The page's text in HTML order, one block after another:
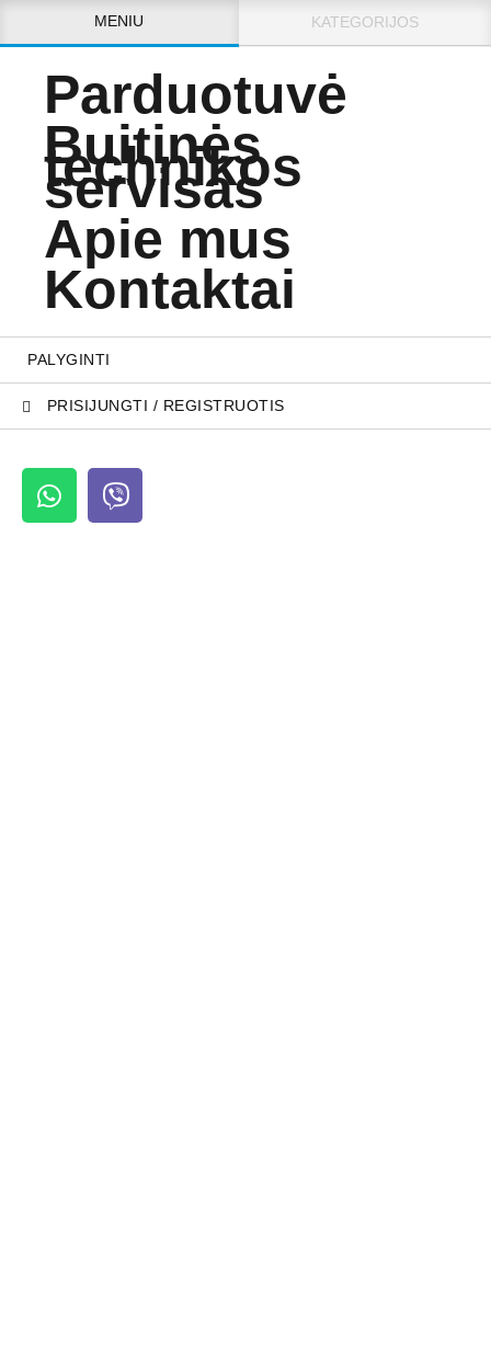
MENIU KATEGORIJOS
Parduotuvė
Buitinės
technikos
servisas
Apie mus
Kontaktai
PALYGINTI
PRISIJUNGTI / REGISTRUOTIS